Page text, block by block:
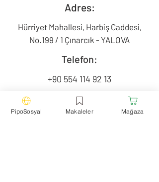
Adres:
Hürriyet Mahallesi, Harbiş Caddesi,
No.199 / 1 Çınarcık - YALOVA
Telefon:
+90 554 114 92 13
Mail:
PipoSosyal Makaleler Mağaza